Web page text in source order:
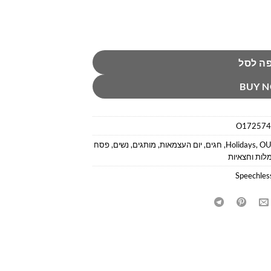
לסל
BUY
O172574
Holidays,
, חגים,יום העצמאות, מותגים, נשים,פסח
וחצאיות